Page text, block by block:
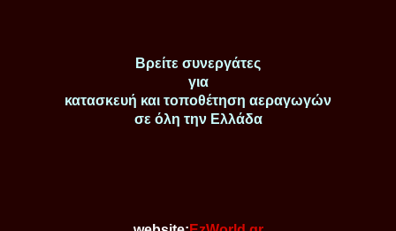
Βρείτε συνεργάτες
για
κατασκευή και τοποθέτηση αεραγωγών
σε όλη την Ελλάδα